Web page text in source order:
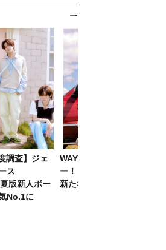
調査】ジェ
ス
版新人ボー
No.1に
WAYF BOYS、8月7日デビュ
ー！「WAYF BOYS DO」で
新たなK-POPを宣言